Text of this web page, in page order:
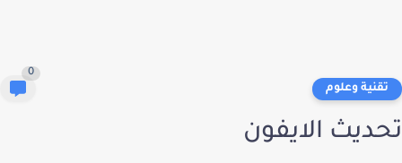
وعلوم
الايفون